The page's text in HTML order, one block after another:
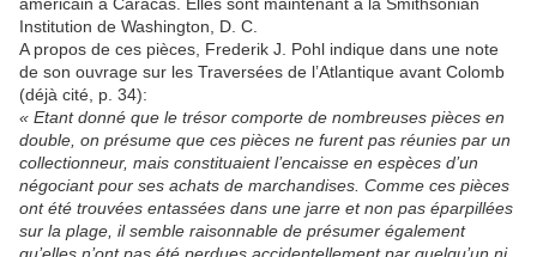
américain à Caracas. Elles sont maintenant à la Smithsonian
Institution de Washington, D. C.
A propos de ces pièces, Frederik J. Pohl indique dans une note
de son ouvrage sur les Traversées de l’Atlantique avant Colomb
(déjà cité, p. 34):
« Etant donné que le trésor comporte de nombreuses pièces en
double, on présume que ces pièces ne furent pas réunies par un
collectionneur, mais constituaient l’encaisse en espèces d’un
négociant pour ses achats de marchandises. Comme ces pièces
ont été trouvées entassées dans une jarre et non pas éparpillées
sur la plage, il semble raisonnable de présumer également